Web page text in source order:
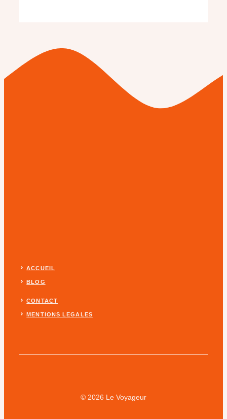
ACCUEIL
BLOG
CONTACT
MENTIONS LEGALES
© 2026 Le Voyageur